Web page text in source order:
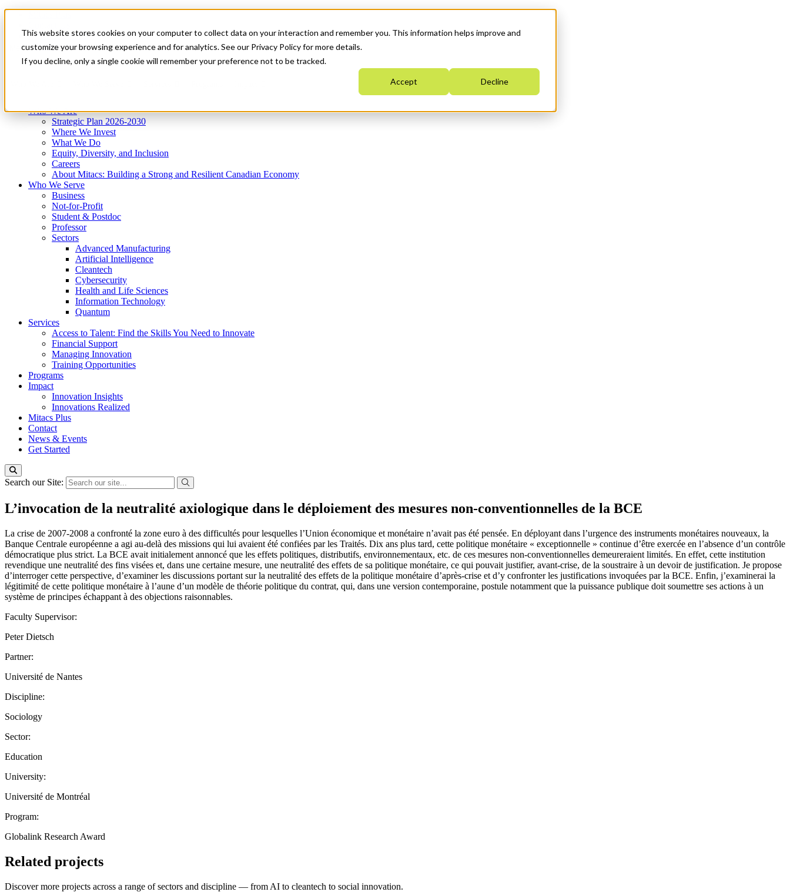
This website stores cookies on your computer to collect data on your interaction and remember you. This information helps improve and
customize your browsing experience and for analytics. See our Privacy Policy for more details.
If you decline, only a single cookie will remember your preference not to be tracked.
Accept Decline
News & Events
Get Started
Menu
Who We Are
Strategic Plan 2026-2030
Where We Invest
What We Do
Equity, Diversity, and Inclusion
Careers
About Mitacs: Building a Strong and Resilient Canadian Economy
Who We Serve
Business
Not-for-Profit
Student & Postdoc
Professor
Sectors
Advanced Manufacturing
Artificial Intelligence
Cleantech
Cybersecurity
Health and Life Sciences
Information Technology
Quantum
Services
Access to Talent: Find the Skills You Need to Innovate
Financial Support
Managing Innovation
Training Opportunities
Programs
Impact
Innovation Insights
Innovations Realized
Mitacs Plus
Contact
News & Events
Get Started
Search our Site:
L’invocation de la neutralité axiologique dans le déploiement des mesures non-conventionnelles de la BCE
La crise de 2007-2008 a confronté la zone euro à des difficultés pour lesquelles l’Union économique et monétaire n’avait pas été pensée. En déployant dans l’urgence des instruments monétaires nouveaux, la
Banque Centrale européenne a agi au-delà des missions qui lui avaient été confiées par les Traités. Dix ans plus tard, cette politique monétaire « exceptionnelle » continue d’être exercée en l’absence d’un contrôle
démocratique plus strict. La BCE avait initialement annoncé que les effets politiques, distributifs, environnementaux, etc. de ces mesures non-conventionnelles demeureraient limités. En effet, cette institution
revendique une neutralité des fins visées et, dans une certaine mesure, une neutralité des effets de sa politique monétaire, ce qui pouvait justifier, avant-crise, de la soustraire à un devoir de justification. Je propose
d’interroger cette perspective, d’examiner les discussions portant sur la neutralité des effets de la politique monétaire d’après-crise et d’y confronter les justifications invoquées par la BCE. Enfin, j’examinerai la
légitimité de cette politique monétaire à l’aune d’un modèle de théorie politique du contrat, qui, dans une version contemporaine, postule notamment que la puissance publique doit soumettre ses actions à un
système de principes échappant à des objections raisonnables.
Faculty Supervisor:
Peter Dietsch
Partner:
Université de Nantes
Discipline:
Sociology
Sector:
Education
University:
Université de Montréal
Program:
Globalink Research Award
Related projects
Discover more projects across a range of sectors and discipline — from AI to cleantech to social innovation.